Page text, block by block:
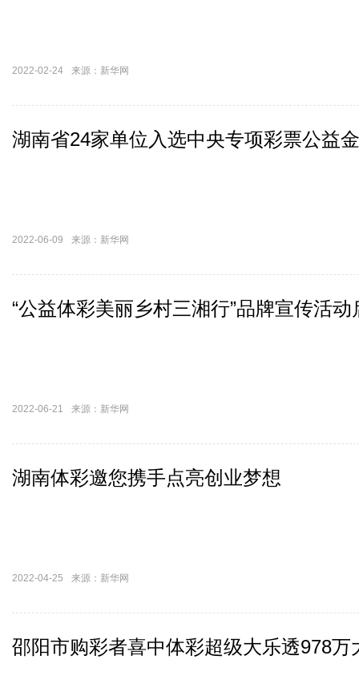
2022-02-24 来源：新华网
湖南省24家单位入选中央专项彩票公益
2022-06-09 来源：新华网
“公益体彩美丽乡村三湘行”品牌宣传活动
2022-06-21 来源：新华网
湖南体彩邀您携手点亮创业梦想
2022-04-25 来源：新华网
邵阳市购彩者喜中体彩超级大乐透978万